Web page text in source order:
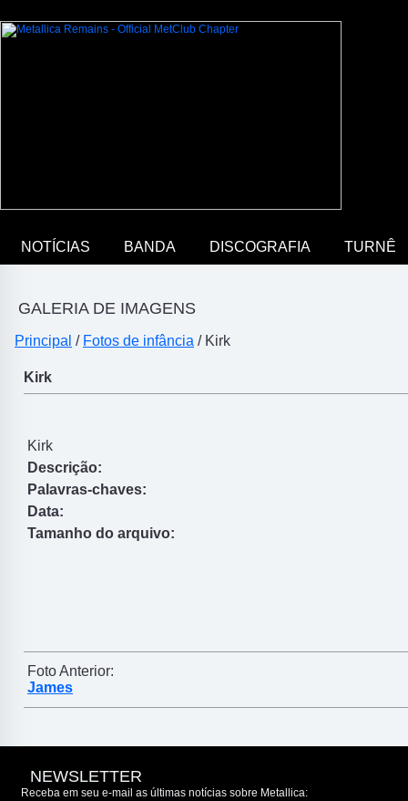
NOTÍCIAS BANDA DISCOGRAFIA TURNÊ
GALERIA DE IMAGENS
Principal / Fotos de infância / Kirk
Kirk
Kirk
Descrição:
Palavras-chaves:
Data:
Tamanho do arquivo:
Foto Anterior:
James
NEWSLETTER
Receba em seu e-mail as últimas notícias sobre Metallica: